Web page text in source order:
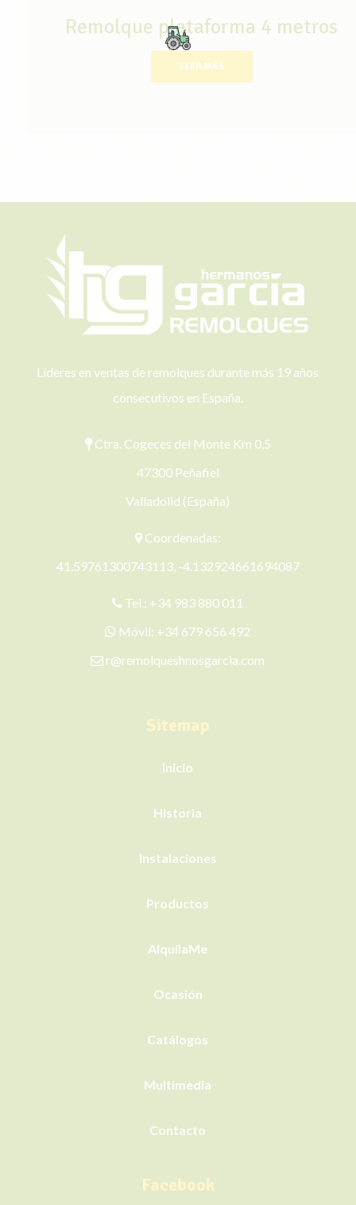
Remolque plataforma 4 metros
LEER MÁS
Líderes en ventas de remolques durante más 19 años
consecutivos en España.
Ctra. Cogeces del Monte Km 0,5
47300 Peñafiel
Valladolid (España)
Coordenadas:
41.59761300743113, -4.132924661694087
Tel.: +34 983 880 011
Móvil: +34 679 656 492
r@remolqueshnosgarcia.com
Sitemap
Inicio
Historia
Instalaciones
Productos
AlquílaMe
Ocasión
Catálogos
Multimedia
Contacto
Facebook